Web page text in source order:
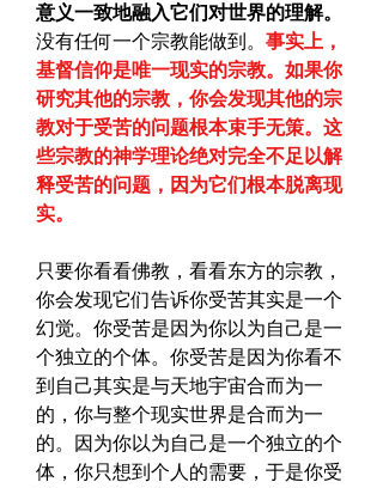
意义一致地融入它们对世界的理解。
没有任何一个宗教能做到。 事实上，
基督信仰是唯一现实的宗教。如果你
研究其他的宗教，你会发现其他的宗
教对于受苦的问题根本束手无策。这
些宗教的神学理论绝对完全不足以解
释受苦的问题，因为它们根本脱离现
实。
只要你看看佛教，看看东方的宗教，
你会发现它们告诉你受苦其实是一个
幻觉。你受苦是因为你以为自己是一
个独立的个体。你受苦是因为你看不
到自己其实是与天地宇宙合而为一
的，你与整个现实世界是合而为一
的。因为你以为自己是一个独立的个
体，你只想到个人的需要，于是你受